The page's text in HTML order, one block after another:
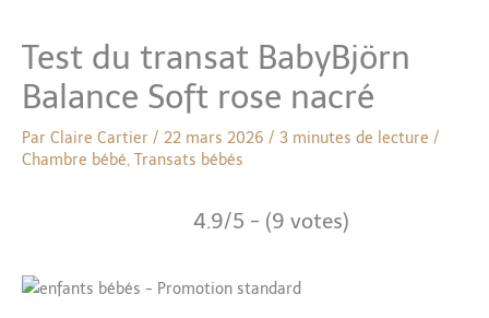
Test du transat BabyBjörn
Balance Soft rose nacré
Par Claire Cartier / 22 mars 2026 / 3 minutes de lecture /
Chambre bébé, Transats bébés
4.9/5 - (9 votes)